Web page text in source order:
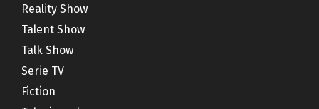
Reality Show
Talent Show
Talk Show
Serie TV
Fiction